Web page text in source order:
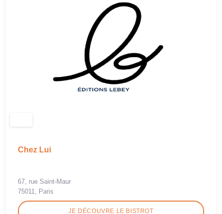
Chez Lui
67, rue Saint-Maur
75011, Paris
JE DÉCOUVRE LE BISTROT